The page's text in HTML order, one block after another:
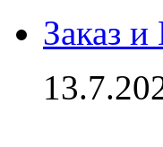
Заказ